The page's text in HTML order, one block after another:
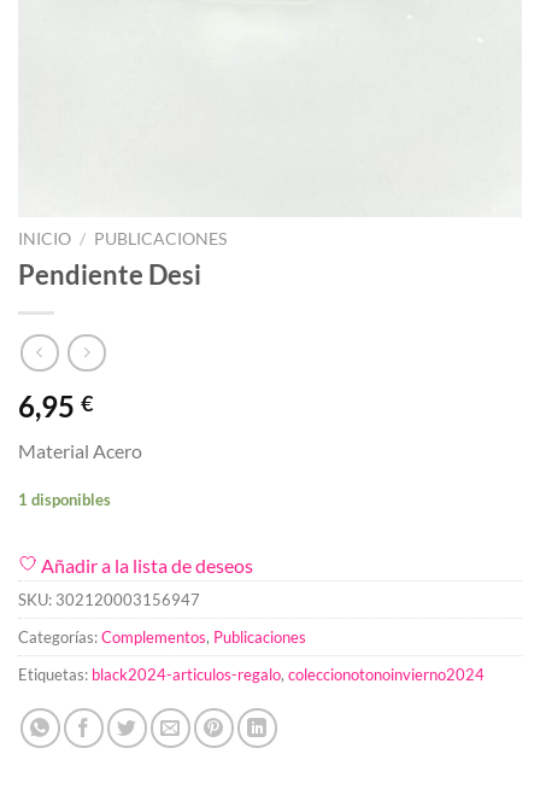
INICIO / PUBLICACIONES
Pendiente Desi
6,95 €
Material Acero
1 disponibles
Añadir a la lista de deseos
SKU: 302120003156947
Categorías:Complementos, Publicaciones
Etiquetas: black2024-articulos-regalo, coleccionotonoinvierno2024